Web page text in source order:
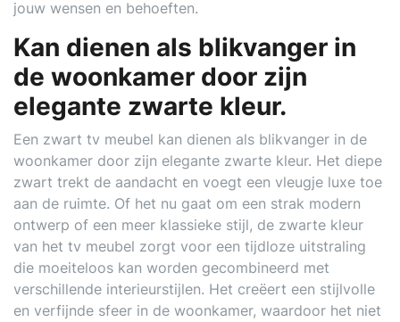
jouw wensen en behoeften.
Kan dienen als blikvanger in
de woonkamer door zijn
elegante zwarte kleur.
Een zwart tv meubel kan dienen als blikvanger in de
woonkamer door zijn elegante zwarte kleur. Het diepe
zwart trekt de aandacht en voegt een vleugje luxe toe
aan de ruimte. Of het nu gaat om een strak modern
ontwerp of een meer klassieke stijl, de zwarte kleur
van het tv meubel zorgt voor een tijdloze uitstraling
die moeiteloos kan worden gecombineerd met
verschillende interieurstijlen. Het creëert een stijlvolle
en verfijnde sfeer in de woonkamer, waardoor het niet